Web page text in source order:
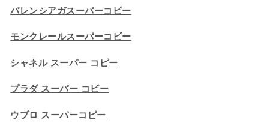
バレンシアガスーパーコピー
モンクレールスーパーコピー
シャネル スーパー コピー
プラダ スーパー コピー
ウブロ スーパーコピー